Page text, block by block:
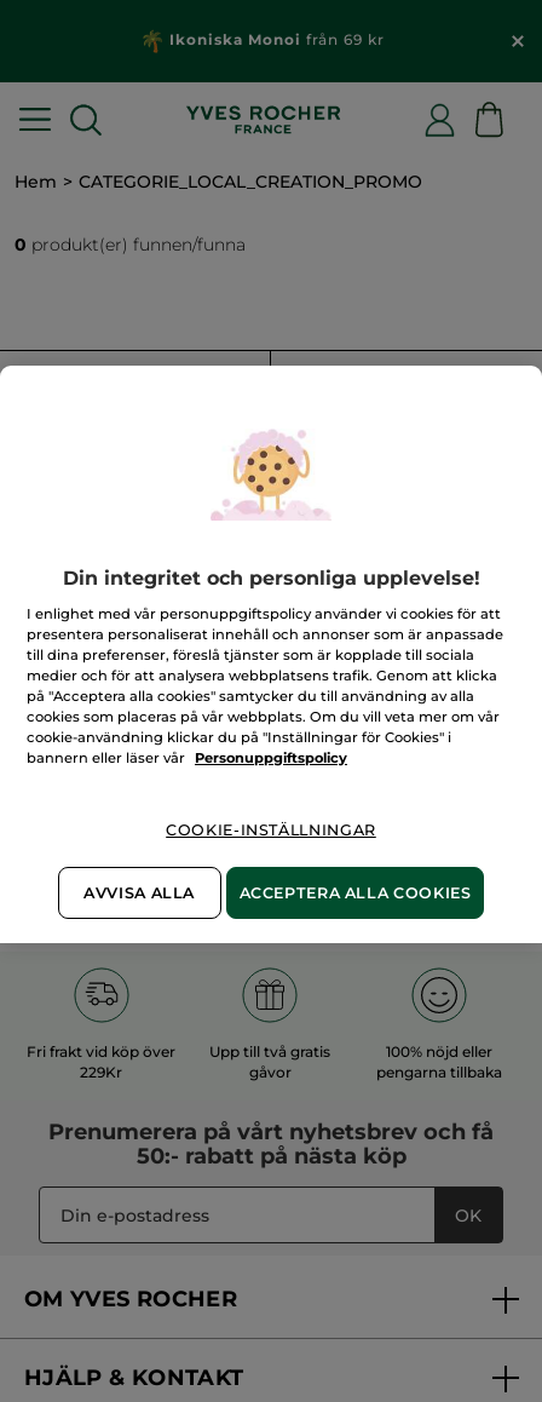
Ikoniska Monoi från 69 kr
Hem CATEGORIE_LOCAL_CREATION_PROMO
0 produkt(er) funnen/funna
100%vegetabiliska
ingredienser
60 hektar
ekologiska odlingar
CATEGORIE_LOCAL_CREATION_PROMO
Fri frakt vid köp över
229Kr
Upp till två gratis
gåvor
100% nöjd eller
pengarna tillbaka
Prenumerera på vårt nyhetsbrev och få
50:- rabatt på nästa köp
OK
OM YVES ROCHER
Vårt engagemang
HJÄLP & KONTAKT
Din integritet och personliga upplevelse!
I enlighet med vår personuppgiftspolicy använder vi cookies för att
presentera personaliserat innehåll och annonser som är anpassade
till dina preferenser, föreslå tjänster som är kopplade till sociala
medier och för att analysera webbplatsens trafik. Genom att klicka
på "Acceptera alla cookies" samtycker du till användning av alla
cookies som placeras på vår webbplats. Om du vill veta mer om vår
cookie-användning klickar du på "Inställningar för Cookies" i
bannern eller läser vår
Personuppgiftspolicy
COOKIE-INSTÄLLNINGAR
AVVISA ALLA ACCEPTERA ALLA COOKIES